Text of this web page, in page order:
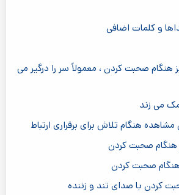
و کلمات اضافی
هنگام صحبت کردن ، معمولاً سر را درگیر می
می زند
هنگام تلاش برای برقراری ارتباط
صحبت کردن
صحبت کردن
کردن با صدای تند و زننده